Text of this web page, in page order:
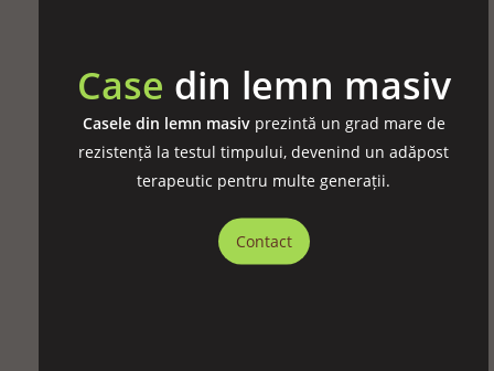
Case din lemn masiv
Casele din lemn masivprezintă un grad mare de
rezistență la testul timpului, devenind un adăpost
terapeutic pentru multe generații.
Contact